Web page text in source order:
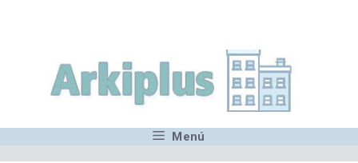
contenido
Menú